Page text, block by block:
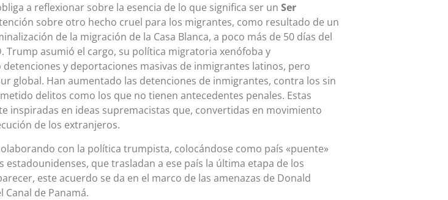
a reflexionar sobre la esencia de lo que significa ser un Ser
sobre otro hecho cruel para los migrantes, como resultado de un
de la migración de la Casa Blanca, a poco más de 50 días del
Trump asumió el cargo, su política migratoria xenófoba y
y deportaciones masivas de inmigrantes latinos, pero
global. Han aumentado las detenciones de inmigrantes, contra los sin
delitos como los que no tienen antecedentes penales. Estas
inspiradas en ideas supremacistas que, convertidas en movimiento
de los extranjeros.
con la política trumpista, colocándose como país «puente»
que trasladan a ese país la última etapa de los
este acuerdo se da en el marco de las amenazas de Donald
de Panamá.